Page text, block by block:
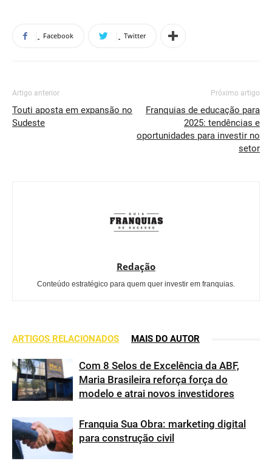
Facebook Twitter
Artigo anterior
Touti aposta em expansão no
Sudeste
Próximo artigo
Franquias de educação para
2025: tendências e
oportunidades para investir no
setor
Redação
Conteúdo estratégico para quem quer investir em franquias.
ARTIGOS RELACIONADOS MAIS DO AUTOR
Com 8 Selos de Excelência da ABF,
Maria Brasileira reforça força do
modelo e atrai novos investidores
Franquia Sua Obra: marketing digital
para construção civil